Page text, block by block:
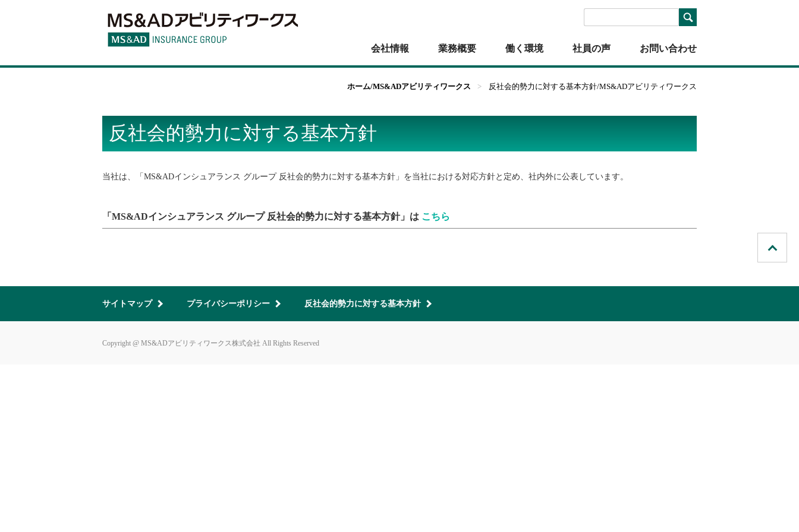
会社情報 業務概要 働く環境 社員の声 お問い合わせ
ホーム/MS&ADアビリティワークス > 反社会的勢力に対する基本方針/MS&ADアビリティワークス
反社会的勢力に対する基本方針
当社は、「MS&ADインシュアランス グループ 反社会的勢力に対する基本方針」を当社における対応方針と定め、社内外に公表しています。
「MS&ADインシュアランス グループ 反社会的勢力に対する基本方針」は こちら
サイトマップ プライバシーポリシー 反社会的勢力に対する基本方針
Copyright @ MS&ADアビリティワークス株式会社 All Rights Reserved